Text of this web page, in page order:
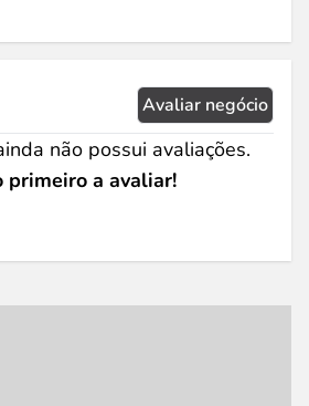
Avaliar negócio
não possui avaliações.
primeiro a avaliar!